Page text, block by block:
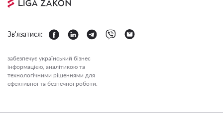
Зв'язатися:
забезпечує український бізнес
інформацією, аналітикою та
технологічними рішеннями для
ефективної та безпечної роботи.